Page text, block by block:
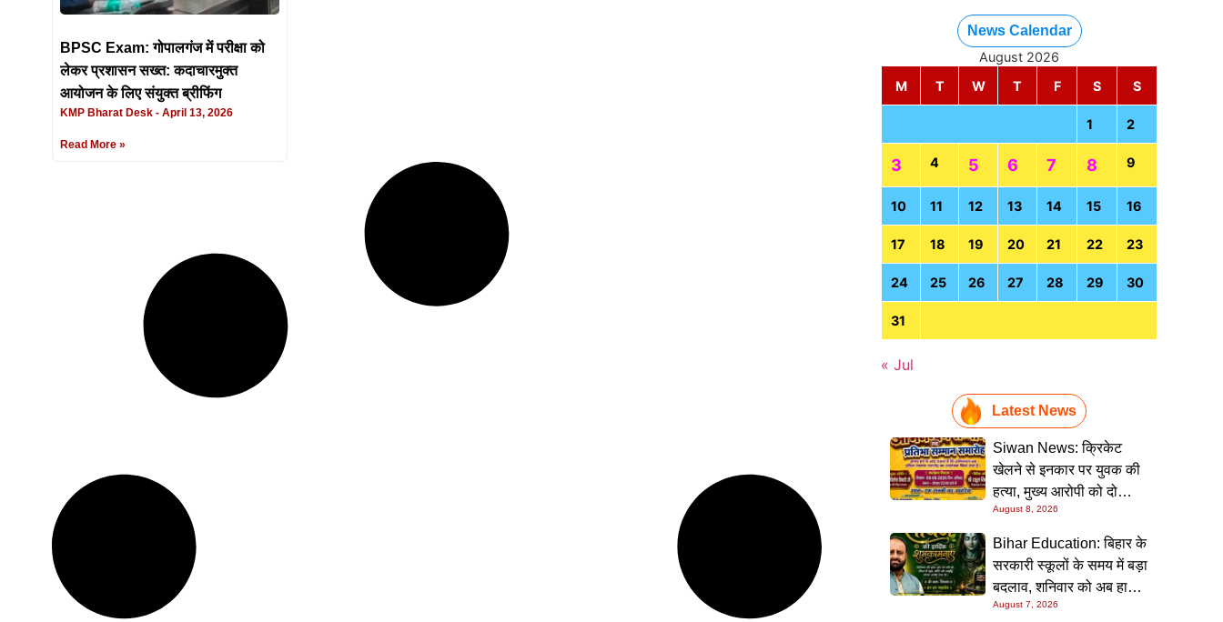
BPSC Exam: गोपालगंज में परीक्षा को
लेकर प्रशासन सख्त: कदाचारमुक्त
आयोजन के लिए संयुक्त ब्रीफिंग
KMP Bharat Desk April 13, 2026
Read More »
News Calendar
August 2026
M
T W T F S S
1 2
3 4 5 6 7 8 9
10 11 12 13 14 15 16
17 18 19 20 21 22 23
24 25 26 27 28 29 30
31
« Jul
Latest News
Siwan News: क्रिकेट
खेलने से इनकार पर युवक की
हत्या, मुख्य आरोपी को दो
धाराओं में उम्रकैद
August 8, 2026
Bihar Education: बिहार के
सरकारी स्कूलों के समय में बड़ा
बदलाव, शनिवार को अब हाफ
डे रहेगा विद्यालय
August 7, 2026